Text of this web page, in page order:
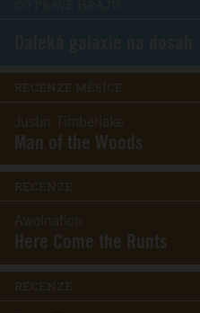
RECENZE MĚSÍCE
Justin Timberlake
Man of the Woods
RECENZE
Awolnation
Here Come the Runts
RECENZE